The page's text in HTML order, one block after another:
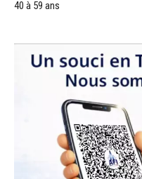
40 à 59 ans